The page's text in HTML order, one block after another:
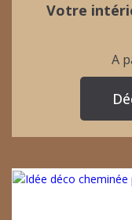
Votre
A